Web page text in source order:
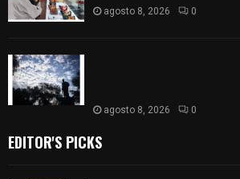
agosto 8, 2026 0
agosto 8, 2026 0
EDITOR'S PICKS